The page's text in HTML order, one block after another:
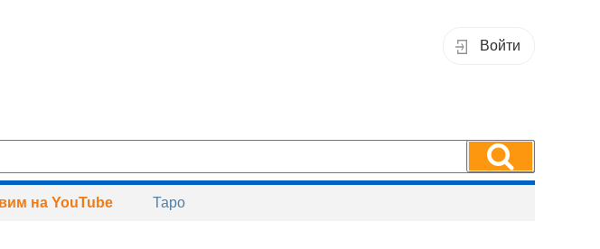
Войти
на YouTube Таро